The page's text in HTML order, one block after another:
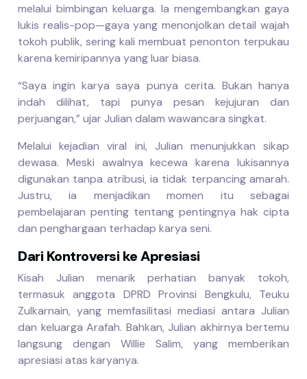
melalui bimbingan keluarga. Ia mengembangkan gaya
lukis realis-pop—gaya yang menonjolkan detail wajah
tokoh publik, sering kali membuat penonton terpukau
karena kemiripannya yang luar biasa.
“Saya ingin karya saya punya cerita. Bukan hanya
indah dilihat, tapi punya pesan kejujuran dan
perjuangan,” ujar Julian dalam wawancara singkat.
Melalui kejadian viral ini, Julian menunjukkan sikap
dewasa. Meski awalnya kecewa karena lukisannya
digunakan tanpa atribusi, ia tidak terpancing amarah.
Justru, ia menjadikan momen itu sebagai
pembelajaran penting tentang pentingnya hak cipta
dan penghargaan terhadap karya seni.
Dari Kontroversi ke Apresiasi
Kisah Julian menarik perhatian banyak tokoh,
termasuk anggota DPRD Provinsi Bengkulu, Teuku
Zulkarnain, yang memfasilitasi mediasi antara Julian
dan keluarga Arafah. Bahkan, Julian akhirnya bertemu
langsung dengan Willie Salim, yang memberikan
apresiasi atas karyanya.